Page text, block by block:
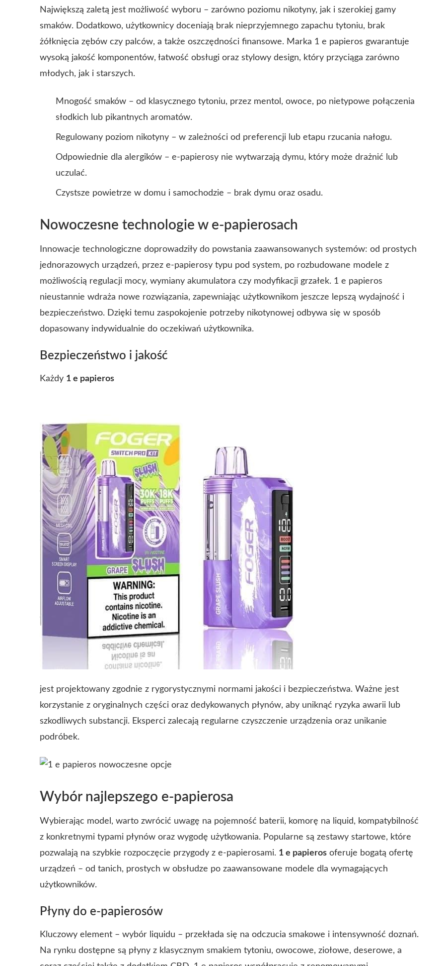
Największą zaletą jest możliwość wyboru – zarówno poziomu nikotyny, jak i szerokiej gamy
smaków. Dodatkowo, użytkownicy doceniają brak nieprzyjemnego zapachu tytoniu, brak
żółknięcia zębów czy palców, a także oszczędności finansowe. Marka 1 e papieros gwarantuje
wysoką jakość komponentów, łatwość obsługi oraz stylowy design, który przyciąga zarówno
młodych, jak i starszych.
Mnogość smaków – od klasycznego tytoniu, przez mentol, owoce, po nietypowe połączenia
słodkich lub pikantnych aromatów.
Regulowany poziom nikotyny – w zależności od preferencji lub etapu rzucania nałogu.
Odpowiednie dla alergików – e-papierosy nie wytwarzają dymu, który może drażnić lub
uczulać.
Czystsze powietrze w domu i samochodzie – brak dymu oraz osadu.
Nowoczesne technologie w e-papierosach
Innowacje technologiczne doprowadziły do powstania zaawansowanych systemów: od prostych
jednorazowych urządzeń, przez e-papierosy typu pod system, po rozbudowane modele z
możliwością regulacji mocy, wymiany akumulatora czy modyfikacji grzałek. 1 e papieros
nieustannie wdraża nowe rozwiązania, zapewniając użytkownikom jeszcze lepszą wydajność i
bezpieczeństwo. Dzięki temu zaspokojenie potrzeby nikotynowej odbywa się w sposób
dopasowany indywidualnie do oczekiwań użytkownika.
Bezpieczeństwo i jakość
Każdy 1 e papieros
jest projektowany zgodnie z rygorystycznymi normami jakości i bezpieczeństwa. Ważne jest
korzystanie z oryginalnych części oraz dedykowanych płynów, aby uniknąć ryzyka awarii lub
szkodliwych substancji. Eksperci zalecają regularne czyszczenie urządzenia oraz unikanie
podróbek.
Wybór najlepszego e-papierosa
Wybierając model, warto zwrócić uwagę na pojemność baterii, komorę na liquid, kompatybilność
z konkretnymi typami płynów oraz wygodę użytkowania. Popularne są zestawy startowe, które
pozwalają na szybkie rozpoczęcie przygody z e-papierosami. 1 e papieros oferuje bogatą ofertę
urządzeń – od tanich, prostych w obsłudze po zaawansowane modele dla wymagających
użytkowników.
Płyny do e-papierosów
Kluczowy element – wybór liquidu – przekłada się na odczucia smakowe i intensywność doznań.
Na rynku dostępne są płyny z klasycznym smakiem tytoniu, owocowe, ziołowe, deserowe, a